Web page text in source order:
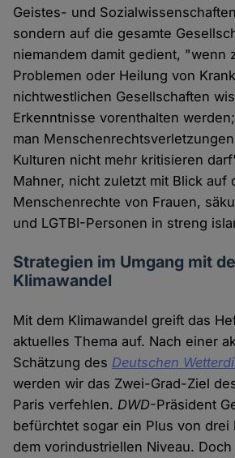
Geistes- und
sondern auf die gesamte
niemandem damit gedient, "wenn
Problemen oder Heilung von
nichtwestlichen Gesellschaften
Erkenntnisse vorenthalten
man
Kulturen nicht mehr kritisieren
Mahner, nicht zuletzt mit Blick auf
Menschenrechte von Frauen,
und LGTBI-Personen in streng
Strategien im Umgang mit
Klimawandel
Mit dem Klimawandel greift das
aktuelles Thema auf. Nach einer
Schätzung des Deutschen
werden wir das Zwei-Grad-Ziel
Paris verfehlen. DWD-Präsident
befürchtet sogar ein Plus von drei
dem vorindustriellen Niveau.